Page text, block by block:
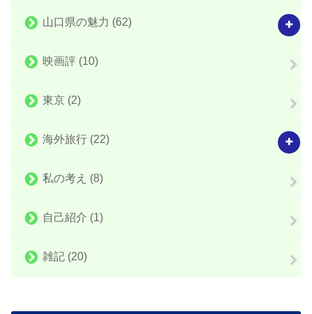
山口県の魅力 (62)
映画評 (10)
東京 (2)
海外旅行 (22)
私の考え (8)
自己紹介 (1)
雑記 (20)